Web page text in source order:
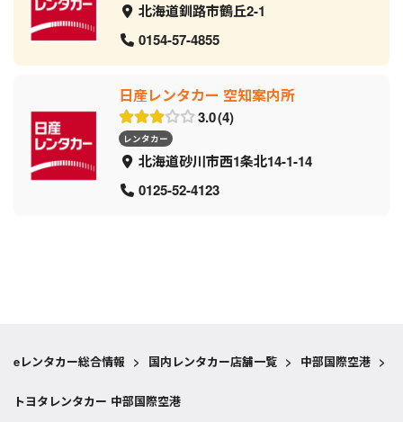
北海道釧路市鶴丘2-1
0154-57-4855
日産レンタカー 空知案内所
3.0 4
レンタカー
北海道砂川市西1条北14-1-14
0125-52-4123
eレンタカー総合情報 > 国内レンタカー店舗一覧 > 中部国際空港 >
トヨタレンタカー 中部国際空港